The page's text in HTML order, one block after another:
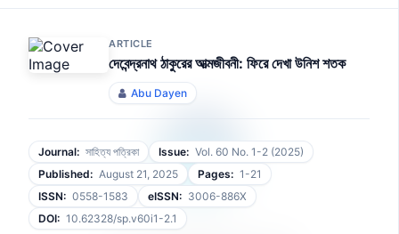
ARTICLE
দেবেন্দ্রনাথ ঠাকুরের আত্মজীবনী: ফিরে দেখা উনিশ শতক
Abu Dayen
Journal: সাহিত্য পত্রিকা Issue: Vol. 60 No. 1-2 (2025)
Published: August 21, 2025 Pages: 1-21
ISSN: 0558-1583 eISSN: 3006-886X
DOI: 10.62328/sp.v60i1-2.1